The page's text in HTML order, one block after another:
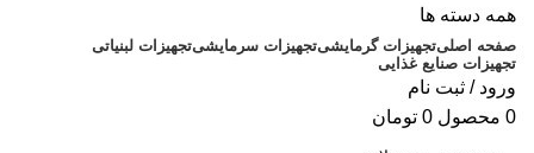
همه دسته ها
صفحه اصلیتجهیزات گرمایشیتجهیزات سرمایشیتجهیزات لبنیاتی
تجهیزات صنایع غذایی
ورود / ثبت نام
0 محصول 0 تومان